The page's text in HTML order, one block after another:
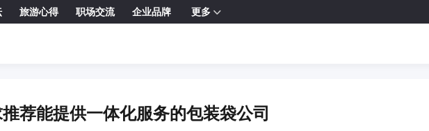
旅游心得 职场交流 企业品牌 更多 
荐能提供一体化服务的包装袋公司